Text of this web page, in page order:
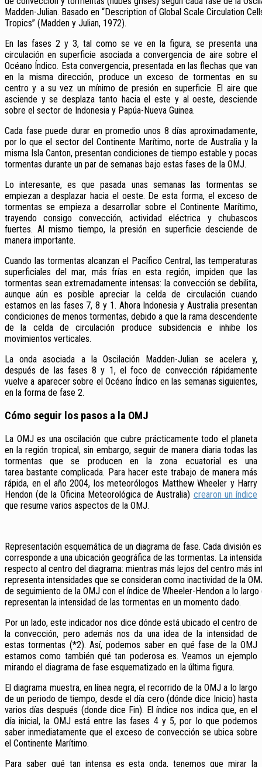
Madden-Julian. Basado en “Description of Global Scale Circulation
Tropics” (Madden y Julian, 1972).
En las fases 2 y 3, tal como se ve en la figura, se presenta una
circulación en superficie asociada a convergencia de aire sobre el
Océano Índico. Esta convergencia, presentada en las flechas que van
en la misma dirección, produce un exceso de tormentas en su
centro y a su vez un mínimo de presión en superficie. El aire que
asciende y se desplaza tanto hacia el este y al oeste, desciende
sobre el sector de Indonesia y Papúa-Nueva Guinea.
Cada fase puede durar en promedio unos 8 días aproximadamente,
por lo que el sector del Continente Marítimo, norte de Australia y la
misma Isla Canton, presentan condiciones de tiempo estable y pocas
tormentas durante un par de semanas bajo estas fases de la OMJ.
Lo interesante, es que pasada unas semanas las tormentas se
empiezan a desplazar hacia el oeste. De esta forma, el exceso de
tormentas se empieza a desarrollar sobre el Continente Marítimo,
trayendo consigo convección, actividad eléctrica y chubascos
fuertes. Al mismo tiempo, la presión en superficie desciende de
manera importante.
Cuando las tormentas alcanzan el Pacífico Central, las temperaturas
superficiales del mar, más frías en esta región, impiden que las
tormentas sean extremadamente intensas: la convección se debilita,
aunque aún es posible apreciar la celda de circulación cuando
estamos en las fases 7, 8 y 1. Ahora Indonesia y Australia presentan
condiciones de menos tormentas, debido a que la rama descendente
de la celda de circulación produce subsidencia e inhibe los
movimientos verticales.
La onda asociada a la Oscilación Madden-Julian se acelera y,
después de las fases 8 y 1, el foco de convección rápidamente
vuelve a aparecer sobre el Océano Índico en las semanas siguientes,
en la forma de fase 2.
Cómo seguir los pasos a la OMJ
La OMJ es una oscilación que cubre prácticamente todo el planeta
en la región tropical, sin embargo, seguir de manera diaria todas las
tormentas que se producen en la zona ecuatorial es una
tareabastante complicada. Para hacer este trabajo de manera más
rápida, en el año 2004, los meteorólogos Matthew Wheeler y Harry
Hendon (de la Oficina Meteorológica de Australia) crearon un índice
que resume varios aspectos de la OMJ.
Representación esquemática de un diagrama de fase. Cada división
corresponde a una ubicación geográfica de las tormentas. La
respecto al centro del diagrama: mientras más lejos del centro más
representa intensidades que se consideran como inactividad de la
de seguimiento de la OMJ con el índice de Wheeler-Hendon a lo
representan la intensidad de las tormentas en un momento dado.
Por un lado, este indicador nos dice dónde está ubicado el centro de
la convección, pero además nos da una idea de la intensidad de
estas tormentas (*2). Así, podemos saber en qué fase de la OMJ
estamos como también qué tan poderosa es. Veamos un ejemplo
mirando el diagrama de fase esquematizado en la última figura.
El diagrama muestra, en línea negra, el recorrido de la OMJ a lo largo
de un periodo de tiempo, desde el día cero (dónde dice Inicio) hasta
varios días después (donde dice Fin). El índice nos indica que, en el
día inicial, la OMJ está entre las fases 4 y 5, por lo que podemos
saber inmediatamente que el exceso de convección se ubica sobre
el Continente Marítimo.
Para saber qué tan intensa es esta onda, tenemos que mirar la